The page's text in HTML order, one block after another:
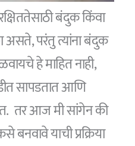
बंदुक किंवा
असते, परंतु त्यांना बंदुक
हे माहित नाही,
सापडतात आणि
तर आज मी सांगेन की
याची प्रक्रिया